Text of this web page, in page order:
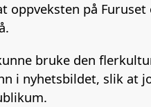
oppveksten på
bruke den
i nyhetsbildet, slik at